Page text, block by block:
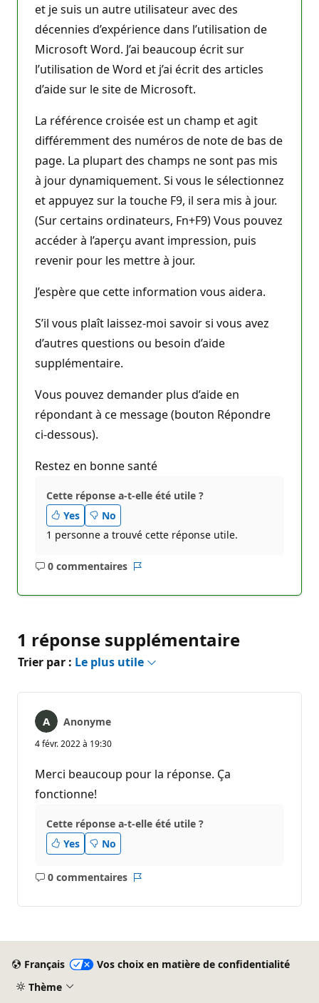
et je suis un autre utilisateur avec des
décennies d’expérience dans l’utilisation de
Microsoft Word. J’ai beaucoup écrit sur
l’utilisation de Word et j’ai écrit des articles
d’aide sur le site de Microsoft.
La référence croisée est un champ et agit
différemment des numéros de note de bas de
page. La plupart des champs ne sont pas mis
à jour dynamiquement. Si vous le sélectionnez
et appuyez sur la touche F9, il sera mis à jour.
(Sur certains ordinateurs, Fn+F9) Vous pouvez
accéder à l’aperçu avant impression, puis
revenir pour les mettre à jour.
J’espère que cette information vous aidera.
S’il vous plaît laissez-moi savoir si vous avez
d’autres questions ou besoin d’aide
supplémentaire.
Vous pouvez demander plus d’aide en
répondant à ce message (bouton Répondre
ci-dessous).
Restez en bonne santé
Cette réponse a-t-elle été utile ?
Yes
No
1 personne a trouvé cette réponse utile.
0 commentaires
Aucun
1 réponse supplémentaire
Trier par : Le plus utile
Anonyme
4 févr. 2022 à 19:30
Merci beaucoup pour la réponse. Ça
fonctionne!
Cette réponse a-t-elle été utile ?
Yes
No
0 commentaires
Aucun
Français
Vos choix en matière de confidentialité
Thème